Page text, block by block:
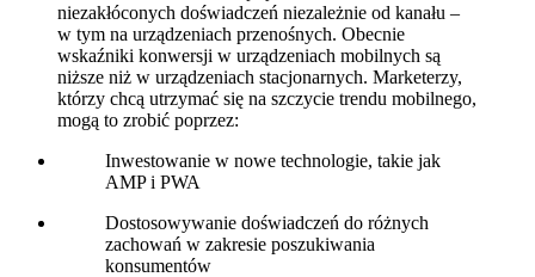
niezakłóconych doświadczeń niezależnie od kanału –
w tym na urządzeniach przenośnych. Obecnie
wskaźniki konwersji w urządzeniach mobilnych są
niższe niż w urządzeniach stacjonarnych. Marketerzy,
którzy chcą utrzymać się na szczycie trendu mobilnego,
mogą to zrobić poprzez:
Inwestowanie w nowe technologie, takie jak
AMP i PWA
Dostosowywanie doświadczeń do różnych
zachowań w zakresie poszukiwania
konsumentów